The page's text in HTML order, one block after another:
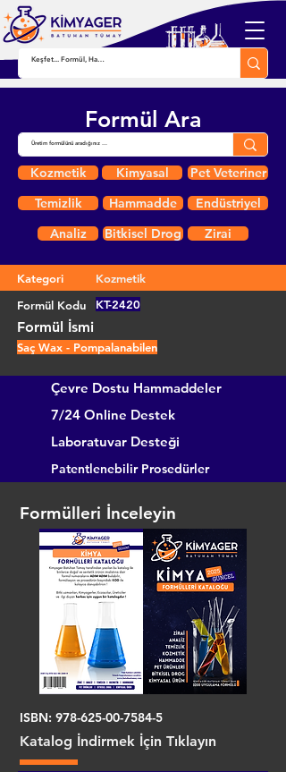
Formül Ara
Kozmetik Kimyasal
Pet Veteriner
Temizlik
Hammadde
Endüstriyel
Analiz
Bitkisel Drog Zirai
Kategori
Kozmetik
Formül Kodu
KT-2420
Formül İsmi
Saç Wax - Pompalanabilen
Çevre Dostu Hammaddeler
7/24 Online Destek
Laboratuvar Desteği
Patentlenebilir Prosedürler
Formülleri İnceleyin
ISBN: 978-625-00-7584-5
Katalog İndirmek İçin Tıklayın